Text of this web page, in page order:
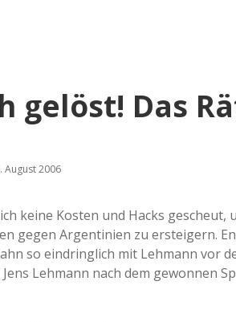
gelöst! Das
August 2006
keine Kosten und Hacks gescheut,
gegen Argentinien zu ersteigern.
so eindringlich mit Lehmann vor
Lehmann nach dem gewonnen